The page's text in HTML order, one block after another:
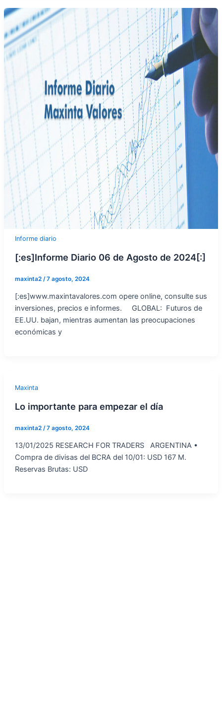
Informe diario
[:es]Informe Diario 06 de Agosto de 2024[:]
maxinta2 /7 agosto, 2024
[:es]www.maxintavalores.com opere online, consulte sus
inversiones, precios e informes. GLOBAL: Futuros de
EE.UU. bajan, mientras aumentan las preocupaciones
económicas y
Maxinta
Lo importante para empezar el día
maxinta2 /7 agosto, 2024
13/01/2025 RESEARCH FOR TRADERS ARGENTINA •⁠
⁠Compra de divisas del BCRA del 10/01: USD 167 M.
Reservas Brutas: USD